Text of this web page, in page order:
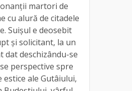
martori de
cu alură de citadele
Suişul e deosebit
şi solicitant, la un
dat deschizându-se
perspective spre
estice ale Gutâiului,